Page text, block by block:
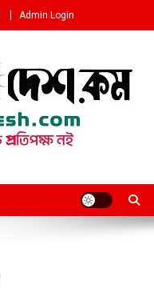
Admin Login